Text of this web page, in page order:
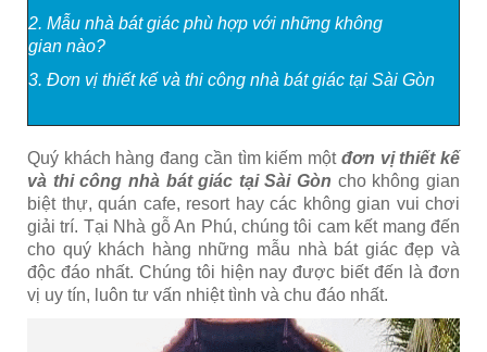
2. Mẫu nhà bát giác phù hợp với những không
gian nào?
3. Đơn vị thiết kế và thi công nhà bát giác tại Sài Gòn
Quý khách hàng đang cần tìm kiếm một đơn vị thiết kế
và thi công nhà bát giác tại Sài Gòn cho không gian
biệt thự, quán cafe, resort hay các không gian vui chơi
giải trí. Tại Nhà gỗ An Phú, chúng tôi cam kết mang đến
cho quý khách hàng những mẫu nhà bát giác đẹp và
độc đáo nhất. Chúng tôi hiện nay được biết đến là đơn
vị uy tín, luôn tư vấn nhiệt tình và chu đáo nhất.